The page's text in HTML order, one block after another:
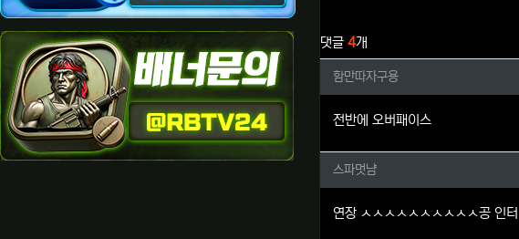
댓글 4개
함만따자구용님의 댓
함만따자구용
전반에 오버패이스
스파멋냠님의 댓글
스파멋냠
연장 ㅅㅅㅅㅅㅅㅅㅅㅅㅅㅅ공 인터